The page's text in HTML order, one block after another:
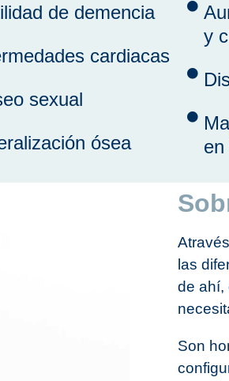
de demencia
cardiacas
sexual
ósea
y
las
de ahí,
Son